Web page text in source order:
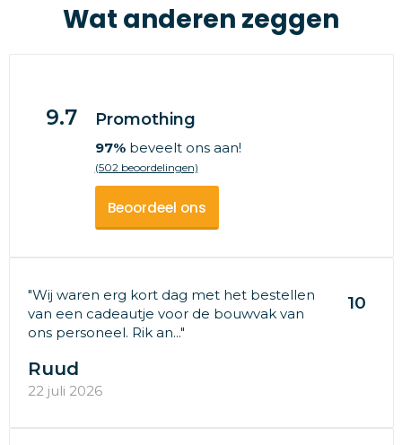
Wat anderen zeggen
9.7 Promothing
97%beveelt ons aan!
(502 beoordelingen)
Beoordeel ons
"Wij waren erg kort dag met het bestellen
van een cadeautje voor de bouwvak van
ons personeel. Rik an..."
10
Ruud
22 juli 2026